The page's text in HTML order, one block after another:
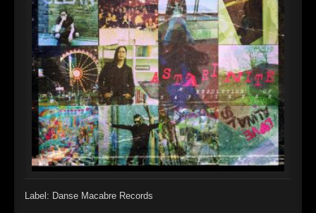
Oberer Totpunkt
► Imperator
Oberer Totpunkt
► Maschinenherz
Oberer Totpunkt
► Der Siebte Tag
Oberer Totpunkt
► Langfristig gesehen (sind wir alle tot)
Oberer Totpunkt
► Blutmond
Oberer Totpunkt
► Totentanz
► Teufels Lehrerin
Label: Danse Macabre Records